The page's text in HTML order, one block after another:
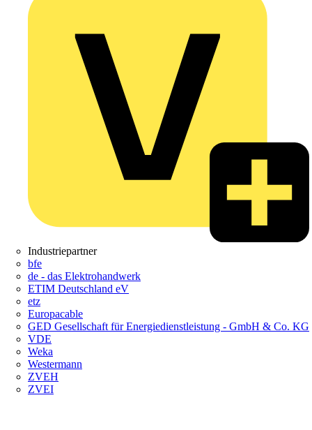
Industriepartner
bfe
de - das Elektrohandwerk
ETIM Deutschland eV
etz
Europacable
GED Gesellschaft für Energiedienstleistung - GmbH & Co. KG
VDE
Weka
Westermann
ZVEH
ZVEI